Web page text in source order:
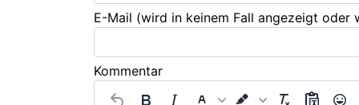
E-Mail (wird in keinem Fall angezeigt oder
Kommentar